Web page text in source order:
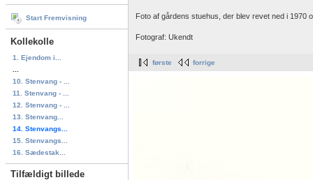
Start Fremvisning
Kollekolle
1. Ejendom i...
10. Stenvang - ...
11. Stenvang - ...
12. Stenvang - ...
13. Stenvang...
14. Stenvangs...
15. Stenvangs...
16. Sædestak...
Tilfældigt billede
Foto af gårdens stuehus, der blev revet ned i 1970
Fotograf: Ukendt
første forrige